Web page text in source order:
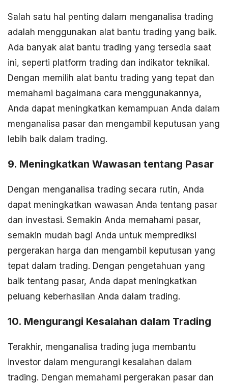
Salah satu hal penting dalam menganalisa trading
adalah menggunakan alat bantu trading yang baik.
Ada banyak alat bantu trading yang tersedia saat
ini, seperti platform trading dan indikator teknikal.
Dengan memilih alat bantu trading yang tepat dan
memahami bagaimana cara menggunakannya,
Anda dapat meningkatkan kemampuan Anda dalam
menganalisa pasar dan mengambil keputusan yang
lebih baik dalam trading.
9. Meningkatkan Wawasan tentang Pasar
Dengan menganalisa trading secara rutin, Anda
dapat meningkatkan wawasan Anda tentang pasar
dan investasi. Semakin Anda memahami pasar,
semakin mudah bagi Anda untuk memprediksi
pergerakan harga dan mengambil keputusan yang
tepat dalam trading. Dengan pengetahuan yang
baik tentang pasar, Anda dapat meningkatkan
peluang keberhasilan Anda dalam trading.
10. Mengurangi Kesalahan dalam Trading
Terakhir, menganalisa trading juga membantu
investor dalam mengurangi kesalahan dalam
trading. Dengan memahami pergerakan pasar dan